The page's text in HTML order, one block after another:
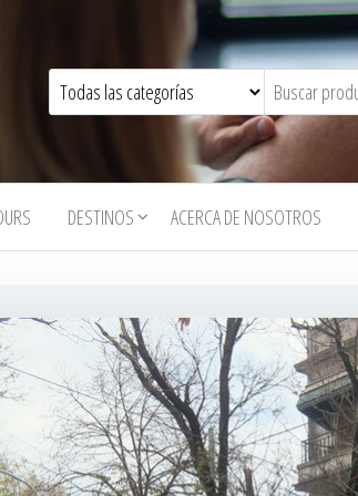
DESTINOS ACERCA DE NOSOTROS